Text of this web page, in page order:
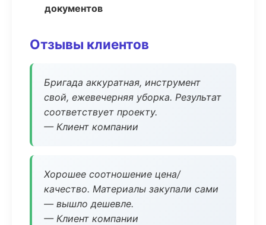
документов
Отзывы клиентов
Бригада аккуратная, инструмент
свой, ежевечерняя уборка. Результат
соответствует проекту.
— Клиент компании
Хорошее соотношение цена/
качество. Материалы закупали сами
— вышло дешевле.
— Клиент компании